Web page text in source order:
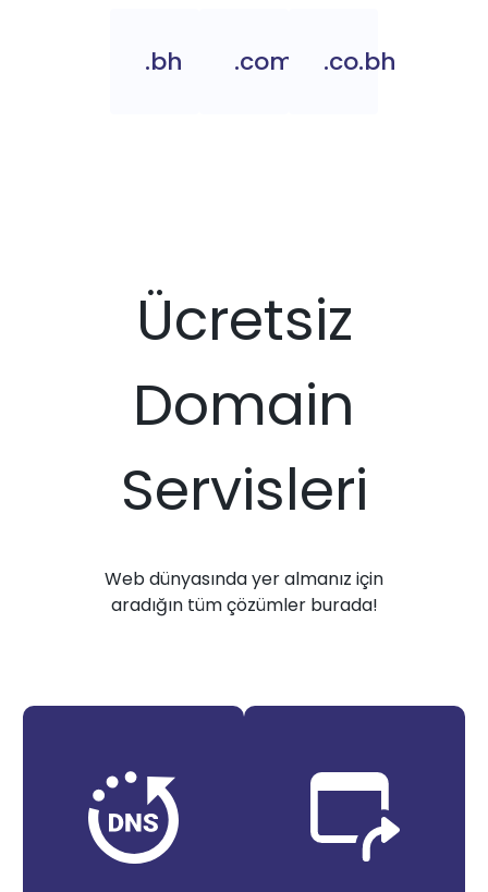
.bh .com.bh.co.bh
Ücretsiz
Domain
Servisleri
Web dünyasında yer almanız için
aradığın tüm çözümler burada!